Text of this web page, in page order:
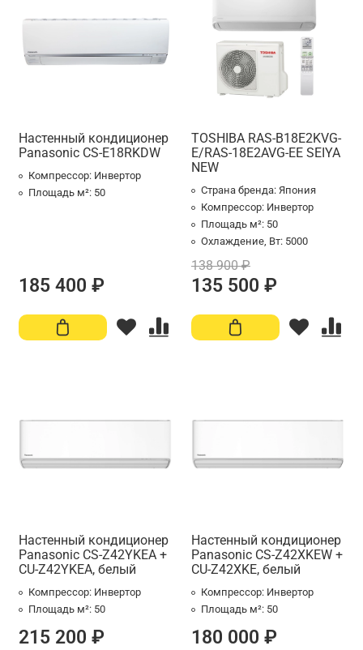
Настенный кондиционер
Panasonic CS-E18RKDW
Компрессор: Инвертор
Площадь м²: 50
185 400 ₽
TOSHIBA RAS-B18E2KVG-
E/RAS-18E2AVG-EE SEIYA
NEW
Страна бренда: Япония
Компрессор: Инвертор
Площадь м²: 50
Охлаждение, Вт: 5000
138 900 ₽
135 500 ₽
Настенный кондиционер
Panasonic CS-Z42YKEA +
CU-Z42YKEA, белый
Компрессор: Инвертор
Площадь м²: 50
215 200 ₽
Настенный кондиционер
Panasonic CS-Z42XKEW +
CU-Z42XKE, белый
Компрессор: Инвертор
Площадь м²: 50
180 000 ₽